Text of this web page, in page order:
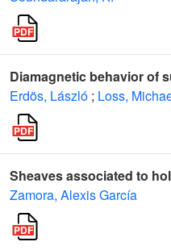
Diamagnetic behavior of
Erdös, László ; Loss,
Sheaves associated to
Zamora, Alexis García